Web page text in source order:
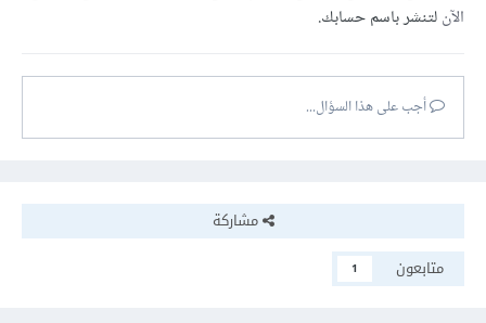
الآنلتنشر باسم حسابك.
أجب على هذا السؤال...
مشاركة
متابعون
1